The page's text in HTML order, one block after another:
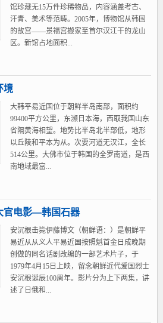
馆珍藏无15万件珍稀物品，内容涵盖考古、
汗青、美术等范畴。2005年，博物馆从韩国
的故宫——景福宫搬家至首尔汉江干的龙山
区。新馆占地面积...
境
大韩平易近国位于朝鲜半岛南部，面积约
99400平方公里，东濒日本海，西取我国山东
省隔黄海相望。地势比半岛北半部低，地形
以丘陵和平本为从。次要河道无汉江，全长
514公里。大佛市位于韩国的全罗南道，是西
南地域最富...
官电影—韩国石器
安沉根击毙伊藤博文（朝鲜语：）是朝鲜平
易近从从义人平易近国按照魁首金日成晚期
创做的同名话剧改编的一部艺术片子，于
1979年4月15日上映，留念朝鲜近代爱国烈士
安沉根诞辰100周年。影片分为上下两集，讲
述了日俄和...